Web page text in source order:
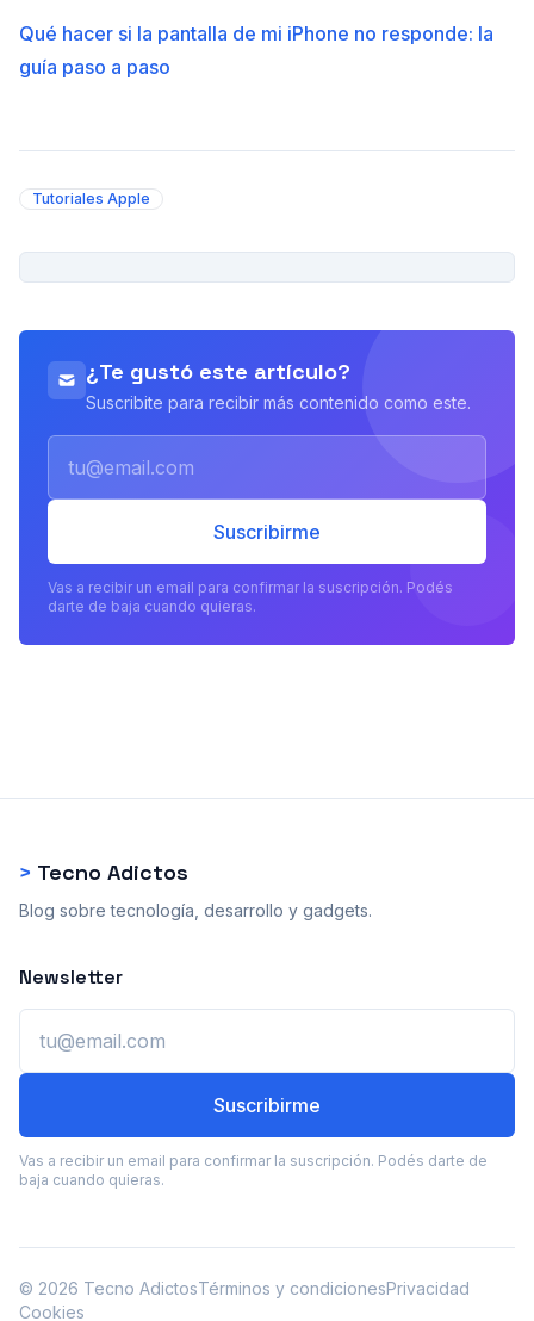
Qué hacer si la pantalla de mi iPhone no responde: la
guía paso a paso
Tutoriales Apple
¿Te gustó este artículo?
Suscribite para recibir más contenido como este.
Suscribirme
Vas a recibir un email para confirmar la suscripción. Podés
darte de baja cuando quieras.
> Tecno Adictos
Blog sobre tecnología, desarrollo y gadgets.
Newsletter
Suscribirme
Vas a recibir un email para confirmar la suscripción. Podés darte de
baja cuando quieras.
© 2026 Tecno AdictosTérminos y condicionesPrivacidad
Cookies